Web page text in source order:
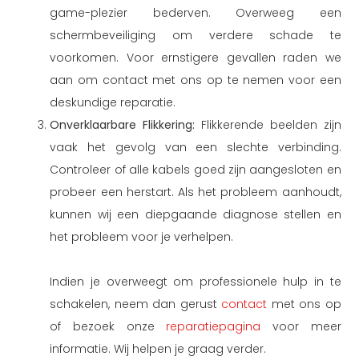
game-plezier bederven. Overweeg een
schermbeveiliging om verdere schade te
voorkomen. Voor ernstigere gevallen raden we
aan om contact met ons op te nemen voor een
deskundige reparatie.
Onverklaarbare Flikkering: Flikkerende beelden zijn
vaak het gevolg van een slechte verbinding.
Controleer of alle kabels goed zijn aangesloten en
probeer een herstart. Als het probleem aanhoudt,
kunnen wij een diepgaande diagnose stellen en
het probleem voor je verhelpen.
Indien je overweegt om professionele hulp in te
schakelen, neem dan gerust contact met ons op
of bezoek onze reparatiepagina voor meer
informatie. Wij helpen je graag verder.